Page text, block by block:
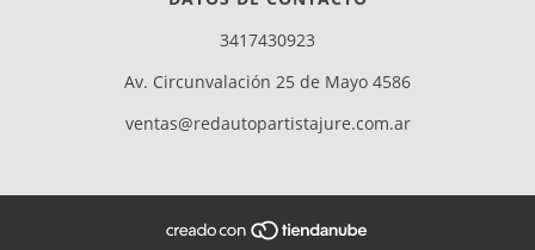
3417430923
Av. Circunvalación 25 de Mayo 4586
ventas@redautopartistajure.com.ar